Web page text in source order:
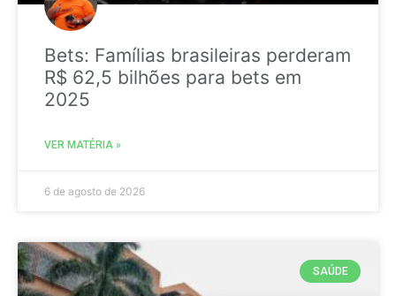
Bets: Famílias brasileiras perderam
R$ 62,5 bilhões para bets em
2025
VER MATÉRIA »
6 de agosto de 2026
SAÚDE